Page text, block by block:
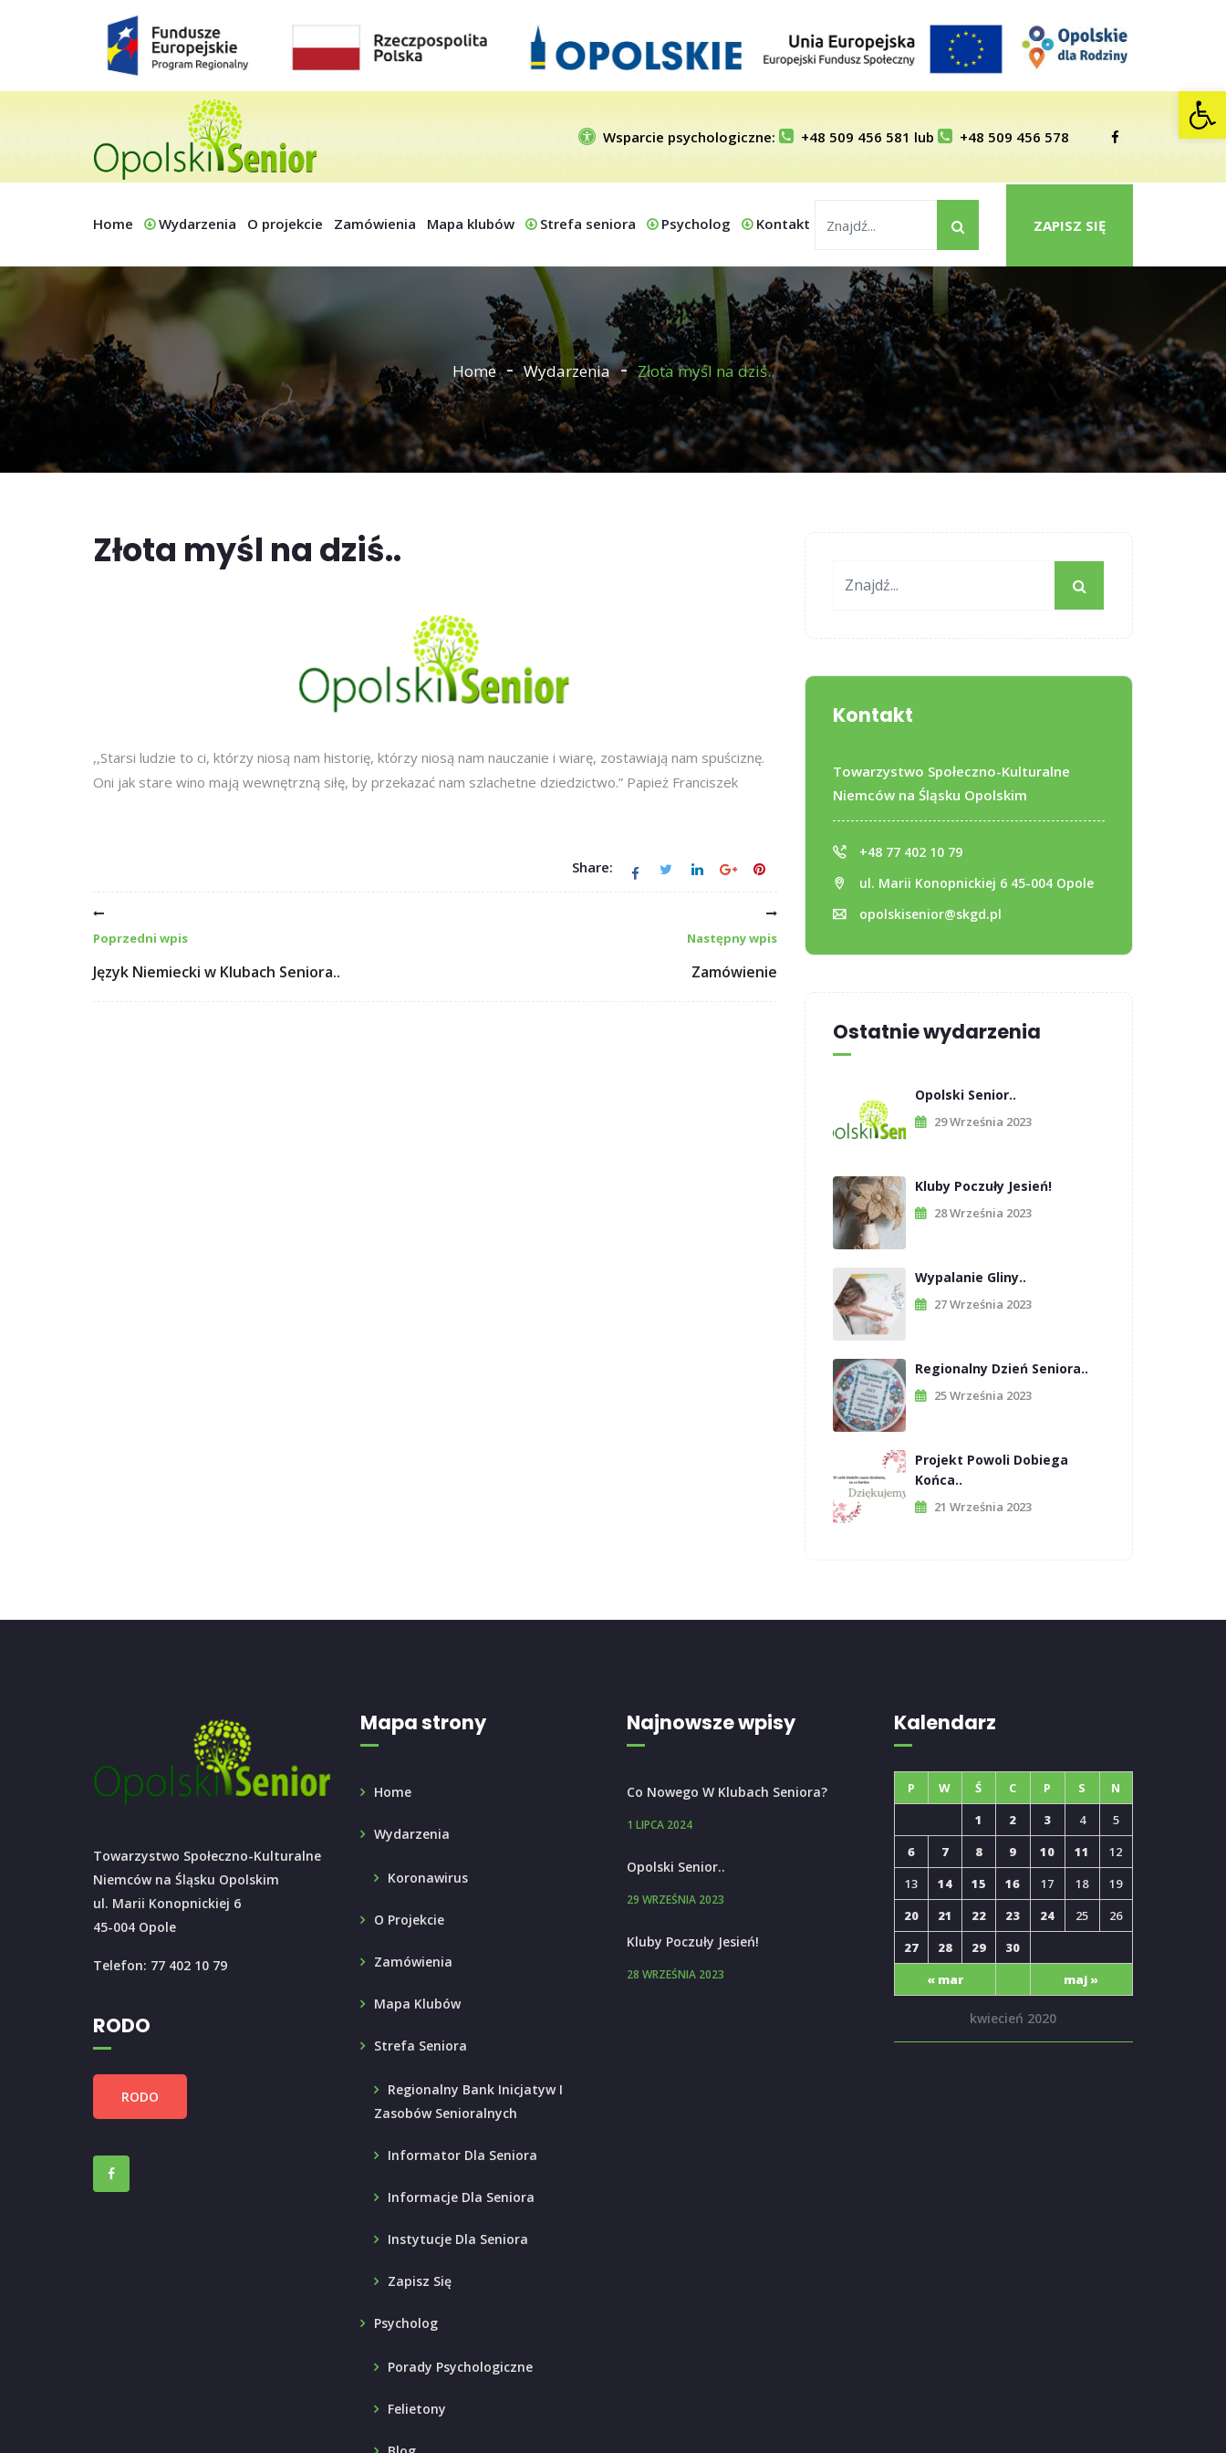
Wsparcie psychologiczne: +48 509 456 581 lub +48 509 456 578
Home Wydarzenia O projekcie Zamówienia Mapa klubów Strefa seniora Psycholog Kontakt ZAPISZ SIĘ
Home Wydarzenia Złota myśl na dziś..
Złota myśl na dziś..
,,Starsi ludzie to ci, którzy niosą nam historię, którzy niosą nam nauczanie i wiarę, zostawiają nam spuściznę.
Oni jak stare wino mają wewnętrzną siłę, by przekazać nam szlachetne dziedzictwo.” Papież Franciszek
Share:
Poprzedni wpis
Język Niemiecki w Klubach Seniora..
Następny wpis
Zamówienie
Kontakt
Towarzystwo Społeczno-Kulturalne
Niemców na Śląsku Opolskim
+48 77 402 10 79
ul. Marii Konopnickiej 6 45-004 Opole
opolskisenior@skgd.pl
Ostatnie wydarzenia
Opolski Senior..
29 Września 2023
Kluby Poczuły Jesień!
28 Września 2023
Wypalanie Gliny..
27 Września 2023
Regionalny Dzień Seniora..
25 Września 2023
Projekt Powoli Dobiega
Końca..
21 Września 2023
Towarzystwo Społeczno-Kulturalne
Niemców na Śląsku Opolskim
ul. Marii Konopnickiej 6
45-004 Opole
Telefon: 77 402 10 79
RODO
RODO
Mapa strony
Home
Wydarzenia
Koronawirus
O Projekcie
Zamówienia
Mapa Klubów
Strefa Seniora
Regionalny Bank Inicjatyw I
Zasobów Senioralnych
Informator Dla Seniora
Informacje Dla Seniora
Instytucje Dla Seniora
Zapisz Się
Psycholog
Porady Psychologiczne
Felietony
Najnowsze wpisy
Co Nowego W Klubach Seniora?
1 LIPCA 2024
Opolski Senior..
29 WRZEŚNIA 2023
Kluby Poczuły Jesień!
28 WRZEŚNIA 2023
Kalendarz
kwiecień 2020
P W Ś C P S N
« mar maj »
1 2 3 4
5
6
7 8 9 10 11
12
13
14 15 16 17 18
19
20
21 22 23 24 25
26
27
28 29 30